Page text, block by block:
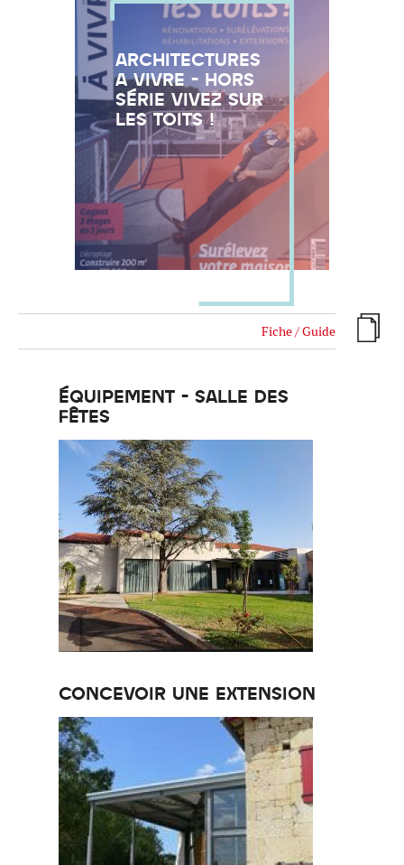
ARCHITECTURES
A VIVRE - HORS
SÉRIE VIVEZ SUR
LES TOITS !
Fiche / Guide
ÉQUIPEMENT - SALLE DES
FÊTES
CONCEVOIR UNE EXTENSION